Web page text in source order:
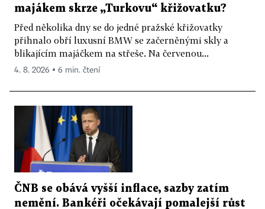
majákem skrze „Turkovu“ křižovatku?
Před několika dny se do jedné pražské křižovatky
přihnalo obří luxusní BMW se začerněnými skly a
blikajícím majáčkem na střeše. Na červenou...
4. 8. 2026 ▪ 6 min. čtení
ČNB se obává vyšší inflace, sazby zatím
nemění. Bankéři očekávají pomalejší růst